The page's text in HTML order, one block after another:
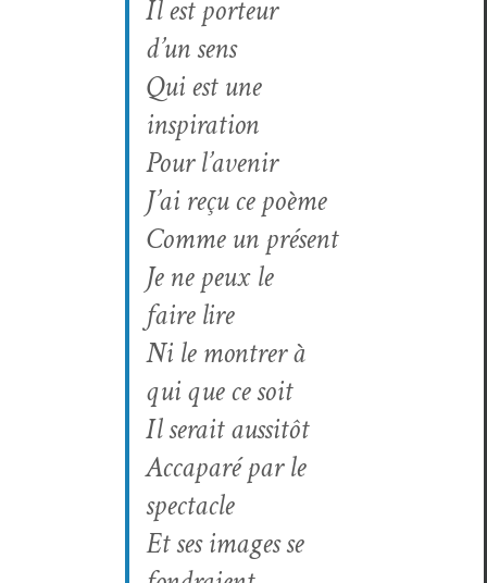
Il est por­teur
d’un sens
Qui est une
inspiration
Pour l’avenir
J’ai reçu ce poème
Comme un présent
Je ne peux le
faire lire
Ni le mon­tr­er à
qui que ce soit
Il serait aussitôt
Acca­paré par le
spectacle
Et ses images se